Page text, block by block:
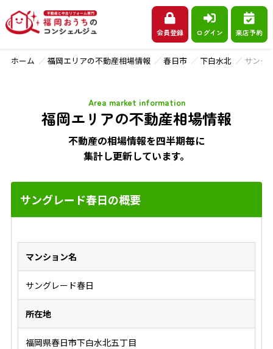
会員登録 ログイン 来店予約
ホーム 福岡エリアの不動産相場情報 春日市 下白水北 サング
福岡エリアの不動産相場情報
Area market information
不動産の相場情報を四半期毎に
集計し更新しています。
サングレード春日の概要
マンション名
サングレード春日
所在地
福岡県春日市下白水北五丁目